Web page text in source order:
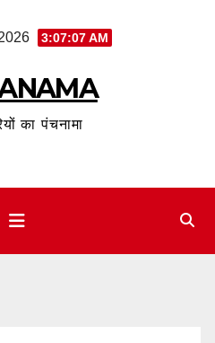
3:07:08 AM
का पंचनामा